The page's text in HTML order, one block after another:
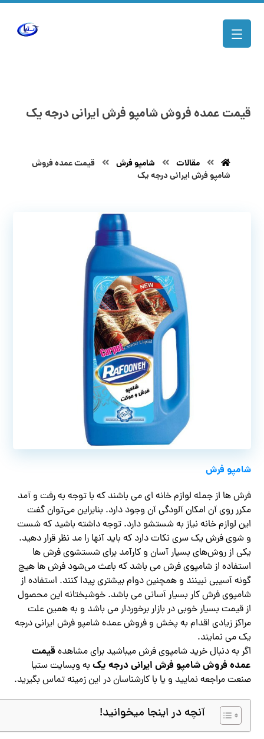
قیمت عمده فروش شامپو فرش ایرانی درجه یک
مقالات شامپو فرش
قیمت عمده فروش
شامپو فرش ایرانی درجه یک
شامپو فرش
فرش ها از جمله لوازم خانه ای می باشند که با توجه به رفت و آمد
مکرر روی آن امکان آلودگی آن وجود دارد. بنابراین می‌توان گفت
این لوازم خانه نیاز به شستشو دارد. توجه داشته باشید که شست
و شوی فرش یک سری نکات دارد که باید آنها را مد نظر قرار دهید.
یکی از روش‌های بسیار آسان و کارآمد برای شستشوی فرش ها
استفاده از شامپوی فرش می باشد که باعث می‌شود فرش ها هیچ
گونه آسیبی نبینند و همچنین دوام بیشتری پیدا کنند. استفاده از
شامپوی فرش کار بسیار آسانی می باشد. خوشبختانه این محصول
از قیمت بسیار خوبی در بازار برخوردار می باشد و به همین علت
مراکز زیادی اقدام به پخش و فروش عمده شامپو فرش ایرانی درجه
یک می نمایند.
اگر به دنبال خرید شامپوی فرش میباشید برای مشاهده قیمت
عمده فروش شامپو فرش ایرانی درجه یک به وبسایت ستیا
صنعت مراجعه نمایید و یا با کارشناسان در این زمینه تماس بگیرید.
آنچه در اینجا میخوانید!